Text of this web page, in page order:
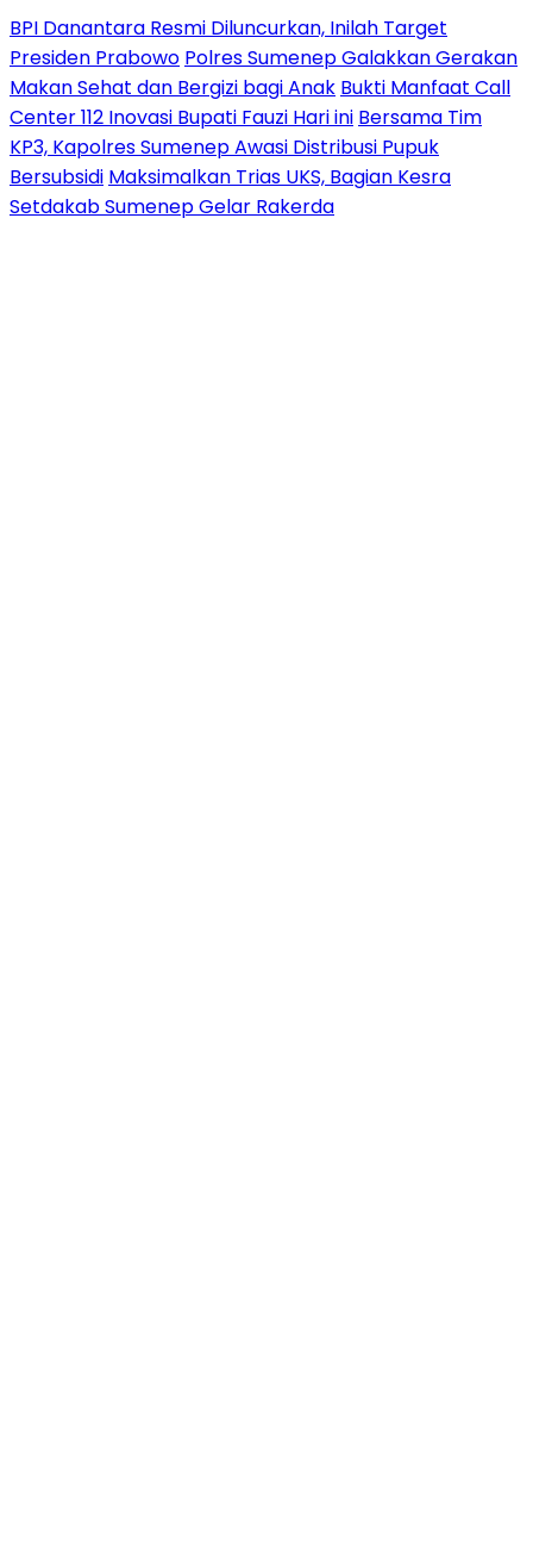
BPI Danantara Resmi Diluncurkan, Inilah Target
Presiden Prabowo Polres Sumenep Galakkan Gerakan
Makan Sehat dan Bergizi bagi Anak Bukti Manfaat Call
Center 112 Inovasi Bupati Fauzi Hari ini Bersama Tim
KP3, Kapolres Sumenep Awasi Distribusi Pupuk
Bersubsidi Maksimalkan Trias UKS, Bagian Kesra
Setdakab Sumenep Gelar Rakerda